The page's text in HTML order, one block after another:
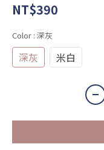
NT$390
Color : 深灰
深灰 米白